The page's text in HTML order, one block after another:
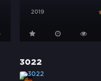
2019
3022